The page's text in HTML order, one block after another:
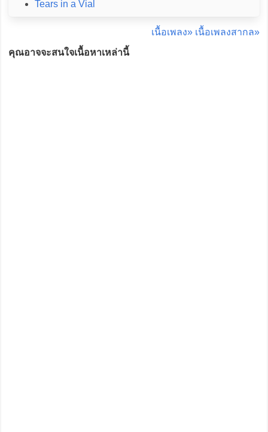
Tears in a Vial
เนื้อเพลง» เนื้อเพลงสากล»
คุณอาจจะสนใจเนื้อหาเหล่านี้